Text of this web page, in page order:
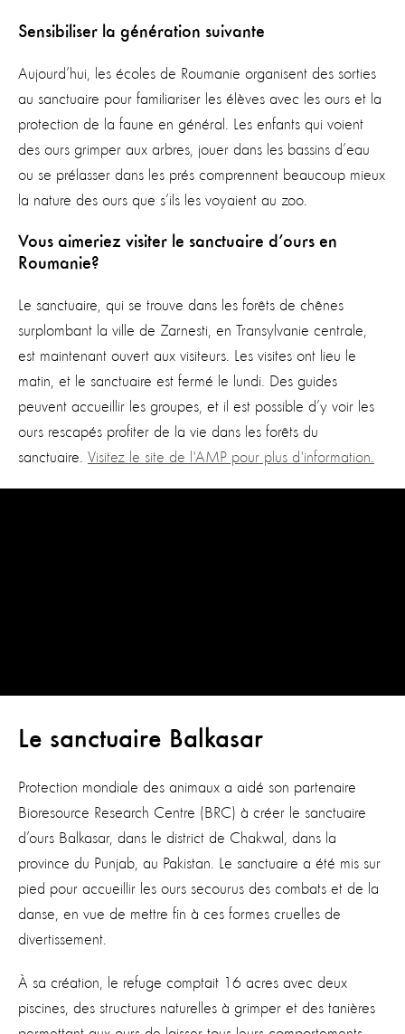
Sensibiliser la génération suivante
Aujourd’hui, les écoles de Roumanie organisent des sorties
au sanctuaire pour familiariser les élèves avec les ours et la
protection de la faune en général. Les enfants qui voient
des ours grimper aux arbres, jouer dans les bassins d’eau
ou se prélasser dans les prés comprennent beaucoup mieux
la nature des ours que s’ils les voyaient au zoo.
Vous aimeriez visiter le sanctuaire d’ours en
Roumanie?
Le sanctuaire, qui se trouve dans les forêts de chênes
surplombant la ville de Zarnesti, en Transylvanie centrale,
est maintenant ouvert aux visiteurs. Les visites ont lieu le
matin, et le sanctuaire est fermé le lundi. Des guides
peuvent accueillir les groupes, et il est possible d’y voir les
ours rescapés profiter de la vie dans les forêts du
sanctuaire. Visitez le site de l'AMP pour plus d'information.
Le sanctuaire Balkasar
Protection mondiale des animaux a aidé son partenaire
Bioresource Research Centre (BRC) à créer le sanctuaire
d’ours Balkasar, dans le district de Chakwal, dans la
province du Punjab, au Pakistan. Le sanctuaire a été mis sur
pied pour accueillir les ours secourus des combats et de la
danse, en vue de mettre fin à ces formes cruelles de
divertissement.
À sa création, le refuge comptait 16 acres avec deux
piscines, des structures naturelles à grimper et des tanières